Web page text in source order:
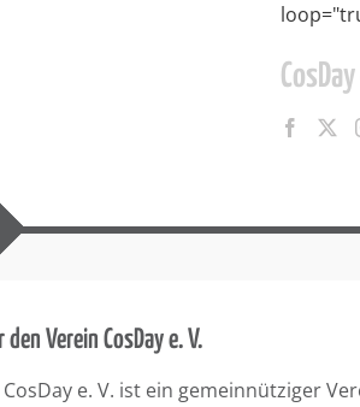
den Verein CosDay e. V.
e. V. ist ein gemeinnütziger